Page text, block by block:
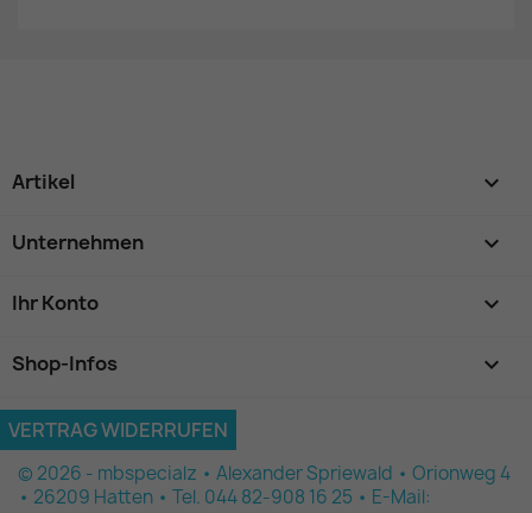
Artikel 
Unternehmen 
Ihr Konto 
Shop-Infos keyboard_arrow_down
VERTRAG WIDERRUFEN
© 2026 - mbspecialz • Alexander Spriewald • Orionweg 4
• 26209 Hatten • Tel. 044 82-908 16 25 • E-Mail: